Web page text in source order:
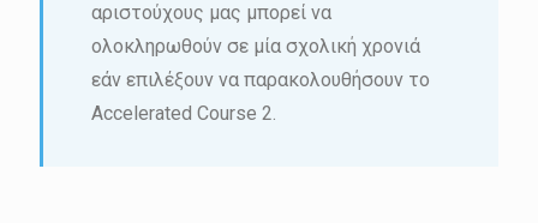
αριστούχους μας μπορεί να
ολοκληρωθούν σε μία σχολική χρονιά
εάν επιλέξουν να παρακολουθήσουν το
Accelerated Course 2.